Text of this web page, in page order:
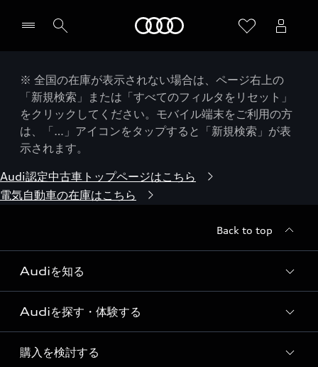
※ 全国の在庫が表示されない場合は、ページ右上の
「新規検索」または「すべてのフィルタをリセット」
をクリックしてください。モバイル端末をご利用の方
は、「…」アイコンをタップすると「新規検索」が表
示されます。
Audi認定中古車トップページはこちら
電気自動車の在庫はこちら
Back to top
Audiを知る
Audi ブランド
Story of Progress
Audiを探す・体験する
ディーラー検索
購入を検討する